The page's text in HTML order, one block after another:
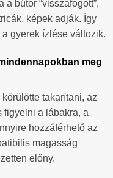
a bútor “visszafogott”,
képek adják. Így
gyerek ízlése változik.
meg
takarítani, az
figyelni a lábakra, a
hozzáférhető az
magasság
előny.